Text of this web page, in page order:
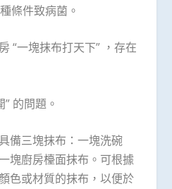
條件致病菌。
“一塊抹布打天下” ，存在
的問題。
備三塊抹布：一塊洗碗
塊廚房檯面抹布。可根據
色或材質的抹布，以便於